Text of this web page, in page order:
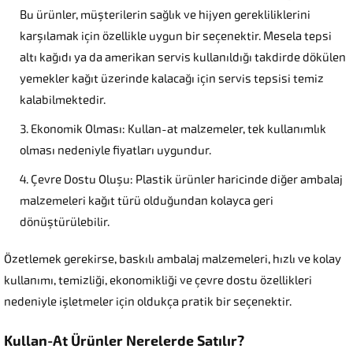
Bu ürünler, müşterilerin sağlık ve hijyen gerekliliklerini
karşılamak için özellikle uygun bir seçenektir. Mesela tepsi
altı kağıdı ya da amerikan servis kullanıldığı takdirde dökülen
yemekler kağıt üzerinde kalacağı için servis tepsisi temiz
kalabilmektedir.
Ekonomik Olması: Kullan-at malzemeler, tek kullanımlık
olması nedeniyle fiyatları uygundur.
Çevre Dostu Oluşu: Plastik ürünler haricinde diğer ambalaj
malzemeleri kağıt türü olduğundan kolayca geri
dönüştürülebilir.
Özetlemek gerekirse, baskılı ambalaj malzemeleri, hızlı ve kolay
kullanımı, temizliği, ekonomikliği ve çevre dostu özellikleri
nedeniyle işletmeler için oldukça pratik bir seçenektir.
Kullan-At Ürünler Nerelerde Satılır?